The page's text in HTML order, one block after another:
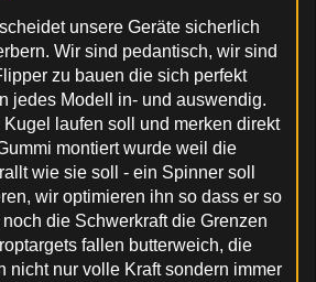
unsere Geräte sicherlich
Wir sind pedantisch, wir sind
zu bauen die sich perfekt
jedes Modell in- und auswendig.
laufen soll und merken direkt
montiert wurde weil die
wie sie soll - ein Spinner soll
wir optimieren ihn so dass er so
die Schwerkraft die Grenzen
fallen butterweich, die
nicht nur volle Kraft sondern immer